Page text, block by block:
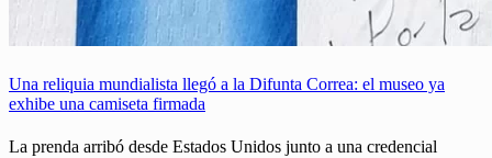
Una reliquia mundialista llegó a la Difunta Correa: el museo ya
exhibe una camiseta firmada
La prenda arribó desde Estados Unidos junto a una credencial